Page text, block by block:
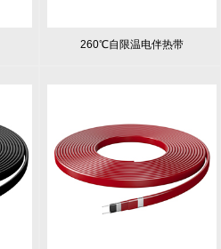
260℃自限温电伴热带